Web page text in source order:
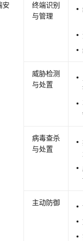
安
终端识别
与管理
威胁检测
与处置
病毒查杀
与处置
主动防御